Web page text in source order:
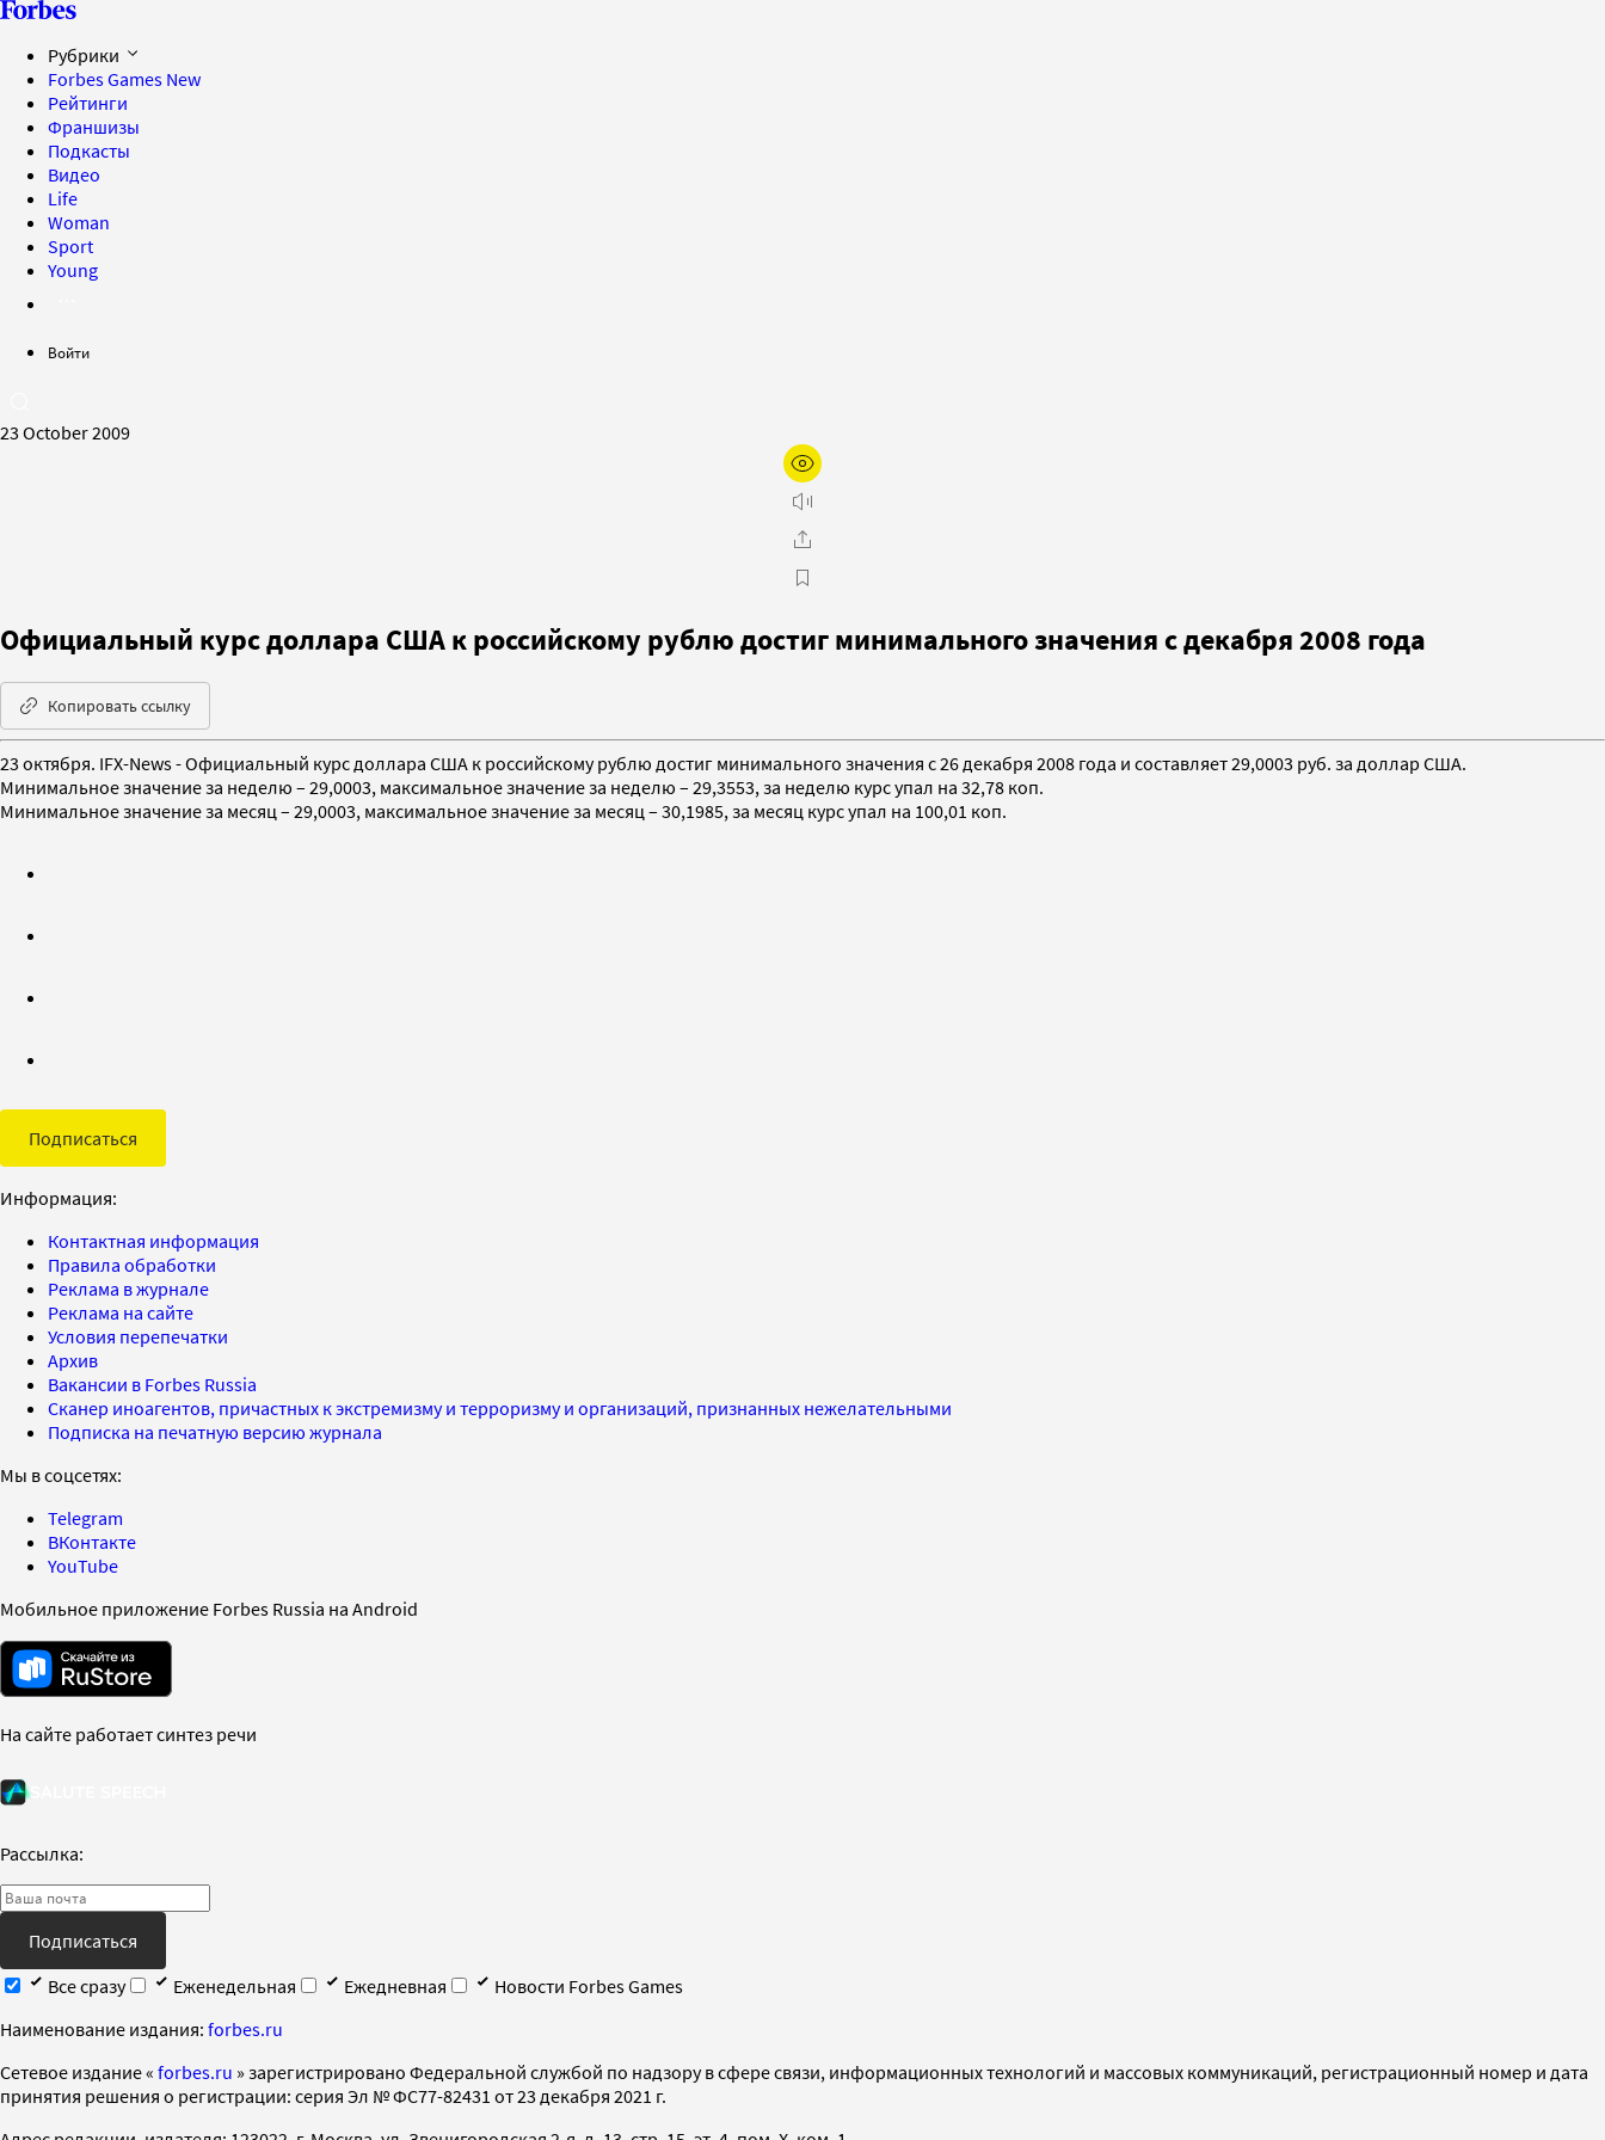
Рубрики
Forbes Games New
Рейтинги
Франшизы
Подкасты
Видео
Life
Woman
Sport
Young
Войти
23 October 2009
Официальный курс доллара США к российскому рублю достиг минимального значения c декабря 2008 года
Копировать ссылку
23 октября. IFX-News - Официальный курс доллара США к российскому рублю достиг минимального значения c 26 декабря 2008 года и составляет 29,0003 руб. за доллар США.
Минимальное значение за неделю – 29,0003, максимальное значение за неделю – 29,3553, за неделю курс упал на 32,78 коп.
Минимальное значение за месяц – 29,0003, максимальное значение за месяц – 30,1985, за месяц курс упал на 100,01 коп.
Подписаться
Информация:
Контактная информация
Правила обработки
Реклама в журнале
Реклама на сайте
Условия перепечатки
Архив
Вакансии в Forbes Russia
Сканер иноагентов, причастных к экстремизму и терроризму и организаций, признанных нежелательными
Подписка на печатную версию журнала
Мы в соцсетях:
Telegram
ВКонтакте
YouTube
Мобильное приложение Forbes Russia на Android
На сайте работает синтез речи
Рассылка:
Подписаться
Все сразу
Еженедельная Ежедневная
Новости Forbes Games
Наименование издания: forbes.ru
Cетевое издание « forbes.ru » зарегистрировано Федеральной службой по надзору в сфере связи, информационных технологий и массовых коммуникаций, регистрационный номер и дата
принятия решения о регистрации: серия Эл № ФС77-82431 от 23 декабря 2021 г.